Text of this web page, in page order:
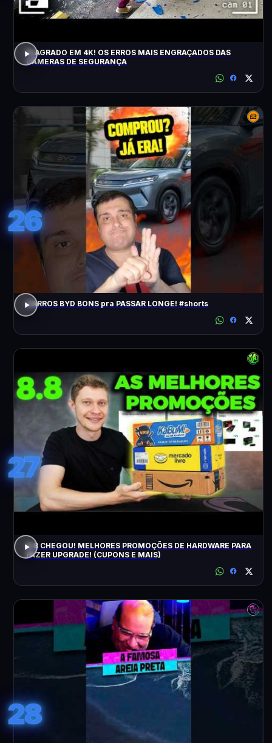
FLAGRADO EM 4K! OS ERROS MAIS ENGRAÇADOS DAS
CÂMERAS DE SEGURANÇA
26
CARROS BYD BONS pra PASSAR LONGE! #shorts
27
8.8 CHEGOU! MELHORES PROMOÇÕES DE HARDWARE PARA
FAZER UPGRADE! (CUPONS E MAIS)
28